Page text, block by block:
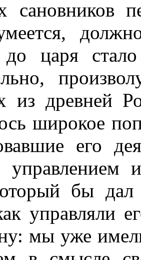
сановников
до царя
из древней
широкое
его
управлением
бы дал
управляли
мы уже